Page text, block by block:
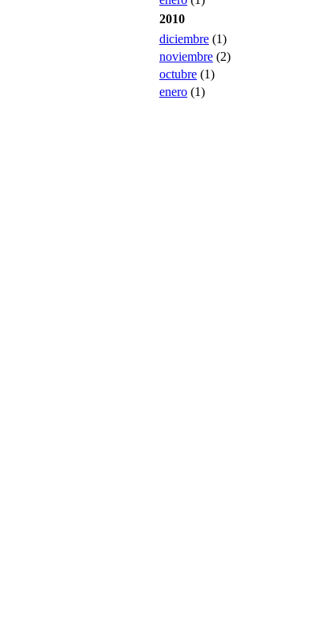
2010
diciembre (1)
noviembre (2)
octubre (1)
enero (1)